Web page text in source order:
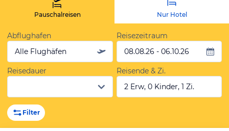
Pauschalreisen Nur Hotel
Abflughafen
Alle Flughäfen
Reisezeitraum
08.08.26 - 06.10.26
Reisedauer
Reisende & Zi.
2 Erw, 0 Kinder, 1 Zi.
Filter